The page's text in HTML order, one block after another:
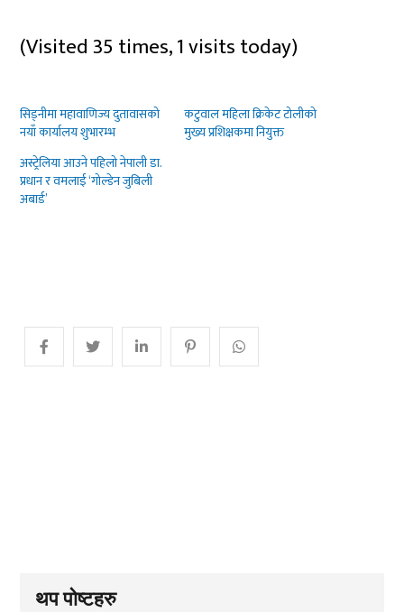
(Visited 35 times, 1 visits today)
सिड्नीमा महावाणिज्य दुतावासको
नयाँ कार्यालय शुभारम्भ
कटुवाल महिला क्रिकेट टोलीको
मुख्य प्रशिक्षकमा नियुक्त
अस्ट्रेलिया आउने पहिलो नेपाली डा.
प्रधान र वमलाई ‘गोल्डेन जुबिली
अबार्ड’
थप पोष्टहरु